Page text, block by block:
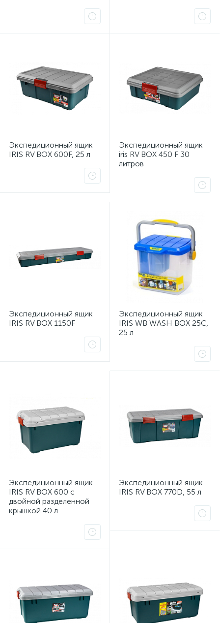
Экспедиционный ящик
IRIS RV BOX 600F, 25 л
Экспедиционный ящик
iris RV BOX 450 F 30
литров
Экспедиционный ящик
IRIS RV BOX 1150F
Экспедиционный ящик
IRIS WB WASH BOX 25C,
25 л
Экспедиционный ящик
IRIS RV BOX 600 c
двойной разделенной
крышкой 40 л
Экспедиционный ящик
IRIS RV BOX 770D, 55 л